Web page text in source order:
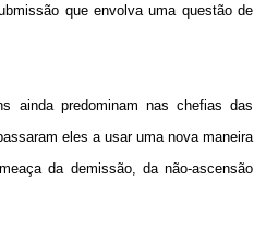
que envolva uma questão de
ainda predominam nas chefias das
eles a usar uma nova maneira
da demissão, da não-ascensão